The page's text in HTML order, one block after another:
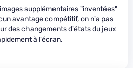
supplémentaires "inventées"
avantage compétitif, on n'a pas
des changements d'états du jeux
à l'écran.